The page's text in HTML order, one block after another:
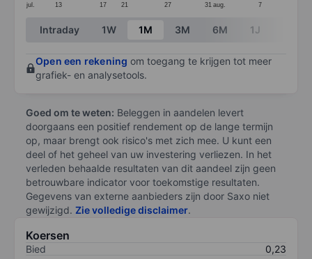
jul. 13 17 21 27 31 aug. 7
End of interactive chart.
Intraday 1W 1M 3M 6M 1J
Open een rekening om toegang te krijgen tot meer
grafiek- en analysetools.
Goed om te weten: Beleggen in aandelen levert
doorgaans een positief rendement op de lange termijn
op, maar brengt ook risico's met zich mee. U kunt een
deel of het geheel van uw investering verliezen. In het
verleden behaalde resultaten van dit aandeel zijn geen
betrouwbare indicator voor toekomstige resultaten.
Gegevens van externe aanbieders zijn door Saxo niet
gewijzigd. Zie volledige disclaimer.
Koersen
Bied
0,23